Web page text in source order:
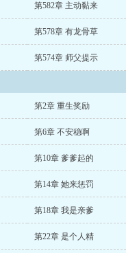
第582章 主动黏来
第578章 有龙骨草
第574章 师父提示
第2章 重生奖励
第6章 不安稳啊
第10章 爹爹起的
第14章 她来惩罚
第18章 我是亲爹
第22章 是个人精